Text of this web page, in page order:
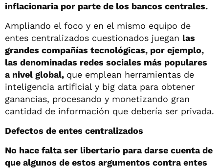
inflacionaria por parte de los bancos centrales.
Ampliando el foco y en el mismo equipo de
entes centralizados cuestionados juegan las
grandes compañías tecnológicas, por ejemplo,
las denominadas redes sociales más populares
a nivel global, que emplean herramientas de
inteligencia artificial y big data para obtener
ganancias, procesando y monetizando gran
cantidad de información que debería ser privada.
Defectos de entes centralizados
No hace falta ser libertario para darse cuenta de
que algunos de estos argumentos contra entes